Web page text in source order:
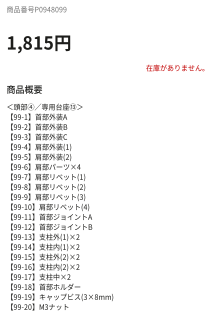
商品番号P0948099
1,815円
在庫がありません。
商品概要
＜頭部④／専用台座⑬＞
【99-1】首部外装A
【99-2】首部外装B
【99-3】首部外装C
【99-4】肩部外装(1)
【99-5】肩部外装(2)
【99-6】肩部パーツ×4
【99-7】肩部リベット(1)
【99-8】肩部リベット(2)
【99-9】肩部リベット(3)
【99-10】肩部リベット(4)
【99-11】首部ジョイントA
【99-12】首部ジョイントB
【99-13】支柱外(1)×2
【99-14】支柱内(1)×2
【99-15】支柱外(2)×2
【99-16】支柱内(2)×2
【99-17】支柱中×2
【99-18】首部ホルダー
【99-19】キャップビス(3×8mm)
【99-20】M3ナット